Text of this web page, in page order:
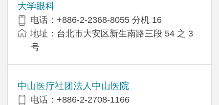
大学眼科
电话：+886-2-2368-8055 分机 16
地址：台北市大安区新生南路三段 54 之 3
号
中山医疗社团法人中山医院
电话：+886-2-2708-1166